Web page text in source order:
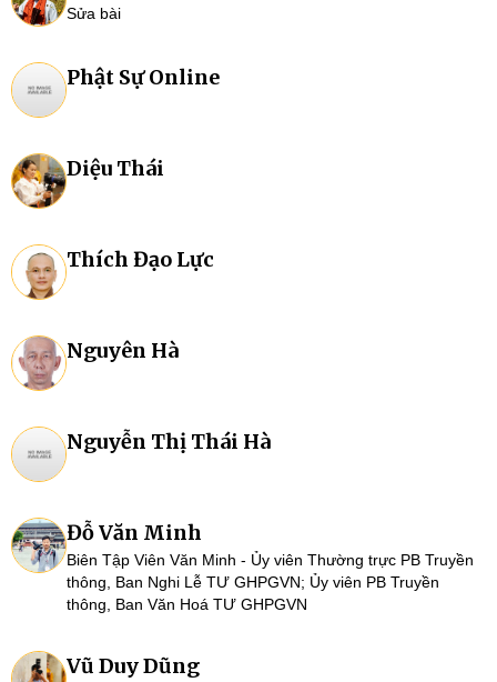
Sửa bài
Phật Sự Online
Diệu Thái
Thích Đạo Lực
Nguyên Hà
Nguyễn Thị Thái Hà
Đỗ Văn Minh
Biên Tập Viên Văn Minh - Ủy viên Thường trực PB Truyền
thông, Ban Nghi Lễ TƯ GHPGVN; Ủy viên PB Truyền
thông, Ban Văn Hoá TƯ GHPGVN
Vũ Duy Dũng